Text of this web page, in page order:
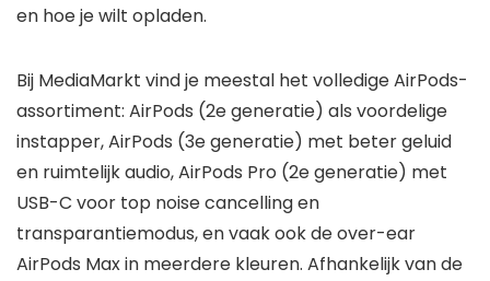
en hoe je wilt opladen.
Bij MediaMarkt vind je meestal het volledige AirPods-
assortiment: AirPods (2e generatie) als voordelige
instapper, AirPods (3e generatie) met beter geluid
en ruimtelijk audio, AirPods Pro (2e generatie) met
USB-C voor top noise cancelling en
transparantiemodus, en vaak ook de over-ear
AirPods Max in meerdere kleuren. Afhankelijk van de